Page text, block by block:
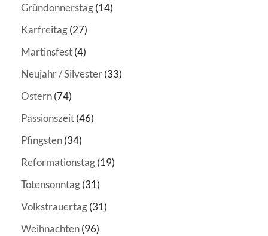
Gründonnerstag(14)
Karfreitag(27)
Martinsfest(4)
Neujahr / Silvester(33)
Ostern(74)
Passionszeit(46)
Pfingsten(34)
Reformationstag(19)
Totensonntag(31)
Volkstrauertag(31)
Weihnachten(96)